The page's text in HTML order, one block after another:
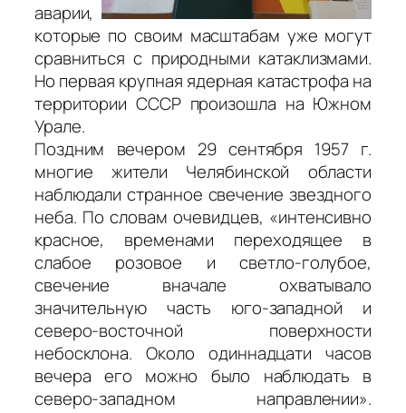
аварии,
которые по своим масштабам уже могут
сравниться с природными катаклизмами.
Но первая крупная ядерная катастрофа на
территории СССР произошла на Южном
Урале.
Поздним вечером 29 сентября 1957 г.
многие жители Челябинской области
наблюдали странное свечение звездного
неба. По словам очевидцев, «интенсивно
красное, временами переходящее в
слабое розовое и светло-голубое,
свечение вначале охватывало
значительную часть юго-западной и
северо-восточной поверхности
небосклона. Около одиннадцати часов
вечера его можно было наблюдать в
северо-западном направлении».